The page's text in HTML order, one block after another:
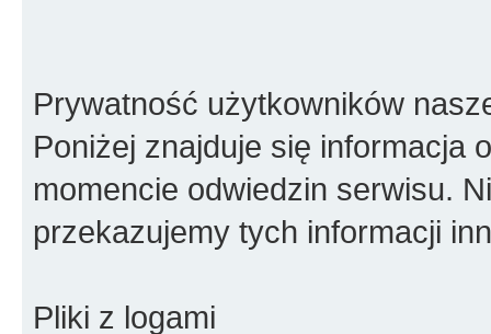
Prywatność użytkowników
Poniżej znajduje się informacja
momencie odwiedzin serwisu.
przekazujemy tych informacji
Pliki z logami